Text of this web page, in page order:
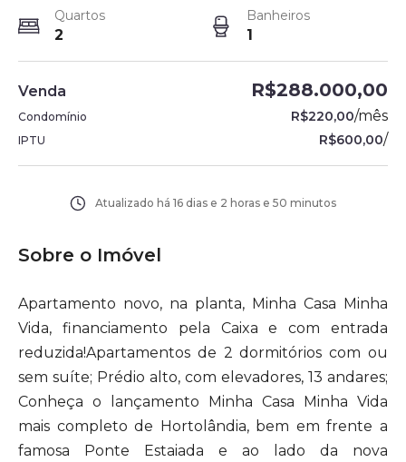
Quartos
2
Banheiros
1
Venda R$288.000,00
Condomínio R$220,00/mês
IPTU R$600,00/
Atualizado há 16 dias e 2 horas e 50 minutos
Sobre o Imóvel
Apartamento novo, na planta, Minha Casa Minha
Vida, financiamento pela Caixa e com entrada
reduzida!Apartamentos de 2 dormitórios com ou
sem suíte; Prédio alto, com elevadores, 13 andares;
Conheça o lançamento Minha Casa Minha Vida
mais completo de Hortolândia, bem em frente a
famosa Ponte Estaiada e ao lado da nova